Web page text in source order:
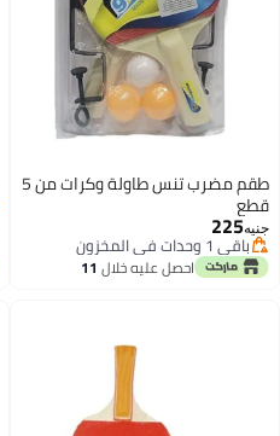
طقم مضرب تنس طاولة وكرات من 5
قطع
جنيه225
باقي 1 وحدات في المخزون
باقي 1 وحدات في المخزون احصل عليه خلال 11